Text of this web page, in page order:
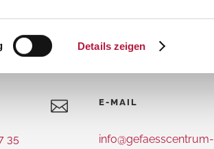
Details zeigen
35
E-MAIL
info@gefaesscentrum-